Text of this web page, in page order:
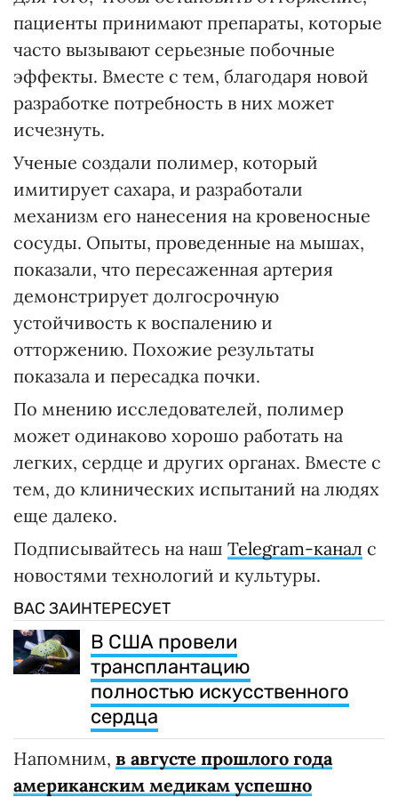
пациенты принимают препараты, которые
часто вызывают серьезные побочные
эффекты. Вместе с тем, благодаря новой
разработке потребность в них может
исчезнуть.
Ученые создали полимер, который
имитирует сахара, и разработали
механизм его нанесения на кровеносные
сосуды. Опыты, проведенные на мышах,
показали, что пересаженная артерия
демонстрирует долгосрочную
устойчивость к воспалению и
отторжению. Похожие результаты
показала и пересадка почки.
По мнению исследователей, полимер
может одинаково хорошо работать на
легких, сердце и других органах. Вместе с
тем, до клинических испытаний на людях
еще далеко.
Подписывайтесь на наш Telegram-канал с
новостями технологий и культуры.
ВАС ЗАИНТЕРЕСУЕТ
В США провели
трансплантацию
полностью искусственного
сердца
Напомним, в августе прошлого года
американским медикам успешно